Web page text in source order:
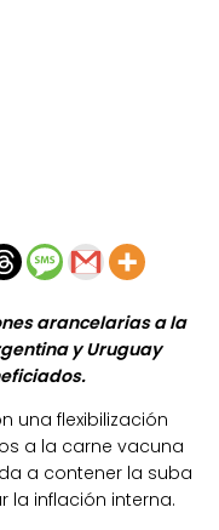
arancelarias a la
y Uruguay
una flexibilización
a la carne vacuna
a contener la suba
la inflación interna.